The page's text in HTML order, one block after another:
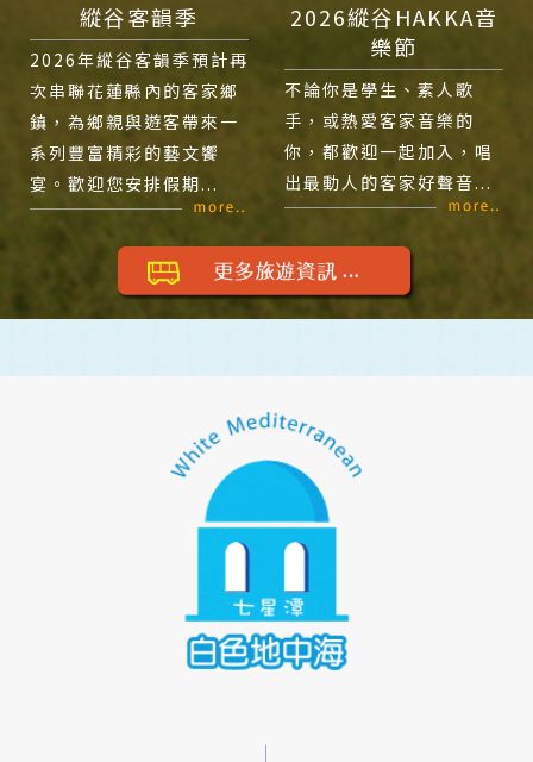
縱谷客韻季
2026年縱谷客韻季預計再
次串聯花蓮縣內的客家鄉
鎮，為鄉親與遊客帶來一
系列豐富精彩的藝文饗
宴。歡迎您安排假期...
2026縱谷HAKKA音
樂節
不論你是學生、素人歌
手，或熱愛客家音樂的
你，都歡迎一起加入，唱
出最動人的客家好聲音...